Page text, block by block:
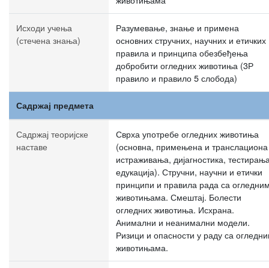
Исходи учења
(стечена знања)
Разумевање, знање и примена
основних стручних, научних и етичких
правила и принципа обезбеђења
добробити огледних животиња (3Р
правило и правило 5 слобода)
Садржај предмета
Садржај теоријске
наставе
Сврха употребе огледних животиња
(основна, примењена и транслациона
истраживања, дијагностика,
едукација). Стручни, научни и етички
принципи и правила рада са
животињама. Смештај. Болести
огледних животиња. Исхрана.
Анимални и неанимални модели.
Ризици и опасности у раду са
животињама.